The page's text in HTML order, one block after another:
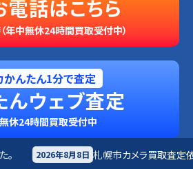
電話はこちら
年中無休24時間買取受付中）
かんたん1分で査定
んウェブ査定
休24時間買取受付中
市 カメラ買取査定依頼がありました。